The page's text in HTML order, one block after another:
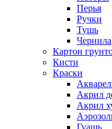
Перья
Ручки
Тушь
Чернила
Картон
Кисти
Краски
Акрил
Акрил
Гуашь